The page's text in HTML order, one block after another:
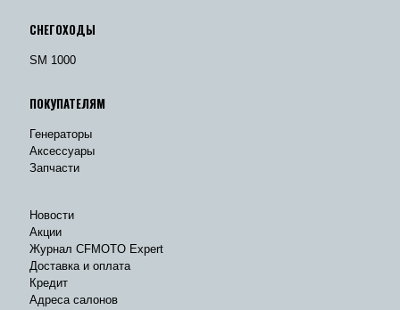
СНЕГОХОДЫ
SM 1000
ПОКУПАТЕЛЯМ
Генераторы
Аксессуары
Запчасти
Новости
Акции
Журнал CFMOTO Expert
Доставка и оплата
Кредит
Адреса салонов